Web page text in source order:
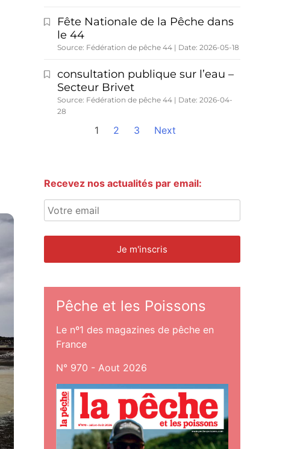
Fête Nationale de la Pêche dans
le 44
Source: Fédération de pêche 44 Date: 2026-05-18
consultation publique sur l’eau –
Secteur Brivet
Source: Fédération de pêche 44
Date: 2026-04-
28
1 2 3 Next
Recevez nos actualités par email:
Pêche et les Poissons
Le nº1 des magazines de pêche en
France
N° 970 - Aout 2026